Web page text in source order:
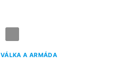
VÁLKA A ARMÁDA